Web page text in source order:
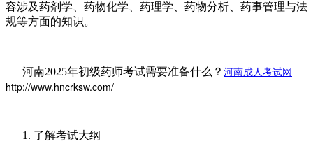
容涉及药剂学、药物化学、药理学、药物分析、药事管理与法
规等方面的知识。
河南2025年初级药师考试需要准备什么？ 河南成人考试网
http://www.hncrksw.com/
1. 了解考试大纲